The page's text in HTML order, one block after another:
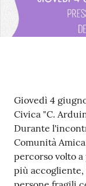
Tutti
gli
Seguici
su
Contenuto
Giovedì 4
Civica "C.
Durante
Comunità
percorso volto
più